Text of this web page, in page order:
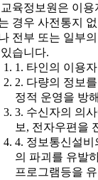
육정보원은 이용
경우 사전통지
전부 또는 일부
습니다.
1. 타인의 이용
2. 다량의 정보
정적 운영을 방
3. 수신자의 의
보, 전자우편을
4. 정보통신설
의 파괴를 유발
프로그램등을